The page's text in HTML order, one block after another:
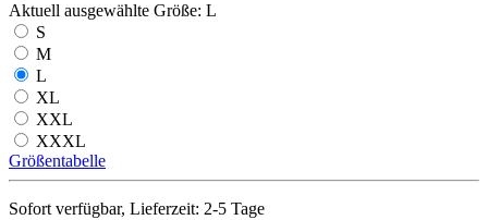
Aktuell ausgewählte Größe: L
S
M
L
XL
XXL
XXXL
Größentabelle
Sofort verfügbar, Lieferzeit: 2-5 Tage